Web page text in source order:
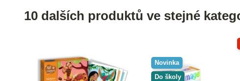
10 dalších produktů ve stejné
Novinka
Do školy